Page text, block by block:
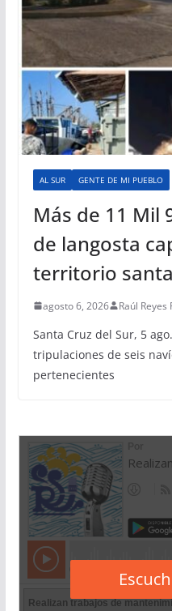
AL SUR GENTE DE MI PUEBLO
Más de 11 Mil
de langosta
territorio
agosto 6, 2026 Raúl Reyes
Santa Cruz del Sur, 5
tripulaciones de seis
pertenecientes